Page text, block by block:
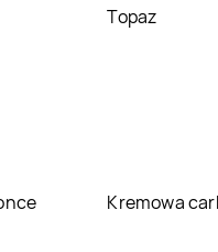
Topaz
Kremowa